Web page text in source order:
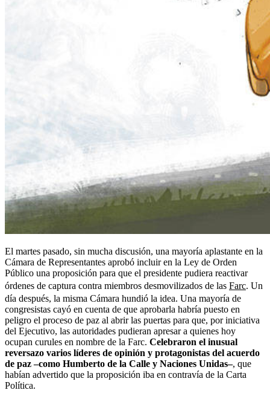
El martes pasado, sin mucha discusión, una mayoría aplastante en la
Cámara de Representantes aprobó incluir en la Ley de Orden
Público una proposición para que el presidente pudiera reactivar
órdenes de captura contra miembros desmovilizados de las Farc. Un
día después, la misma Cámara hundió la idea. Una mayoría de
congresistas cayó en cuenta de que aprobarla habría puesto en
peligro el proceso de paz al abrir las puertas para que, por iniciativa
del Ejecutivo, las autoridades pudieran apresar a quienes hoy
ocupan curules en nombre de la Farc. Celebraron el inusual
reversazo varios líderes de opinión y protagonistas del acuerdo
de paz –como Humberto de la Calle y Naciones Unidas–, que
habían advertido que la proposición iba en contravía de la Carta
Política.